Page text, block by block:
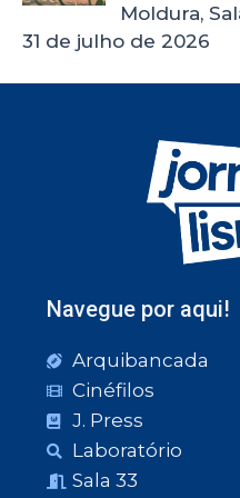
Moldura,
31 de julho de 2026
Navegue por aqui!
Arquibancada
Cinéfilos
J. Press
Laboratório
Sala 33